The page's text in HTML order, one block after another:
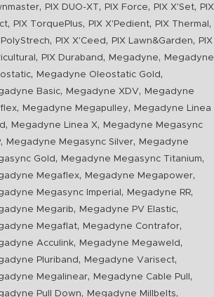
, PIX DUO-XT , PIX Force, PIX X'Set,
PIX
, PIX TorquePlus, PIX X'Pedient, PIX Thermal ,
PolyStrech, PIX X'Ceed , PIX Lawn&Garden,
PIX
, PIX Duraband , Megadyne,
Megadyne
, Megadyne Oleostatic Gold ,
Basic, Megadyne XDV,
Megadyne
, Megadyne Megapulley,
Megadyne Linea
, Megadyne Linea X,
Megadyne Megasync
, Megadyne Megasync Silver,
Megadyne
Gold , Megadyne Megasync Titanium,
Megaflex, Megadyne Megapower,
Megasync Imperial , Megadyne RR,
Megarib, Megadyne PV Elastic,
Megaflat, Megadyne Contrafor,
Acculink, Megadyne Megaweld ,
Pluriband , Megadyne Varisect,
Megalinear, Megadyne Cable Pull ,
Pull Down, Megadyne Millbelts,